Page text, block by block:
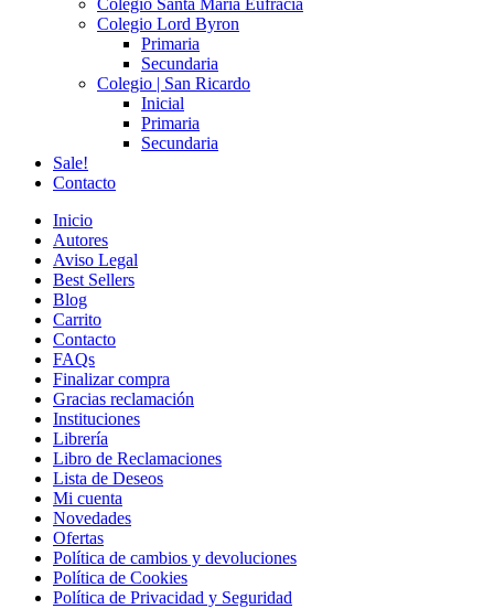
Colegio Lord Byron
Primaria
Secundaria
Colegio | San Ricardo
Inicial
Primaria
Secundaria
Sale!
Contacto
Inicio
Autores
Aviso Legal
Best Sellers
Blog
Carrito
Contacto
FAQs
Finalizar compra
Gracias reclamación
Instituciones
Librería
Libro de Reclamaciones
Lista de Deseos
Mi cuenta
Novedades
Ofertas
Política de cambios y devoluciones
Política de Cookies
Política de Privacidad y Seguridad